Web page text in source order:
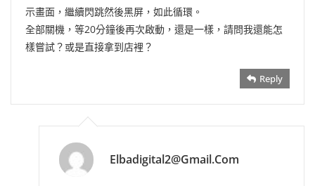
示畫面，繼續閃跳然後黑屏，如此循環。
全部關機，等20分鐘後再次啟動，還是一樣，請問我還能怎
樣嘗試？或是直接拿到店裡？
Reply
Elbadigital2@gmail.com